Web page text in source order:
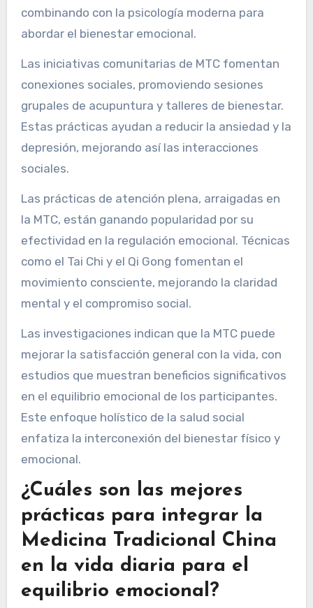
combinando con la psicología moderna para
abordar el bienestar emocional.
Las iniciativas comunitarias de MTC fomentan
conexiones sociales, promoviendo sesiones
grupales de acupuntura y talleres de bienestar.
Estas prácticas ayudan a reducir la ansiedad y la
depresión, mejorando así las interacciones
sociales.
Las prácticas de atención plena, arraigadas en
la MTC, están ganando popularidad por su
efectividad en la regulación emocional. Técnicas
como el Tai Chi y el Qi Gong fomentan el
movimiento consciente, mejorando la claridad
mental y el compromiso social.
Las investigaciones indican que la MTC puede
mejorar la satisfacción general con la vida, con
estudios que muestran beneficios significativos
en el equilibrio emocional de los participantes.
Este enfoque holístico de la salud social
enfatiza la interconexión del bienestar físico y
emocional.
¿Cuáles son las mejores
prácticas para integrar la
Medicina Tradicional China
en la vida diaria para el
equilibrio emocional?